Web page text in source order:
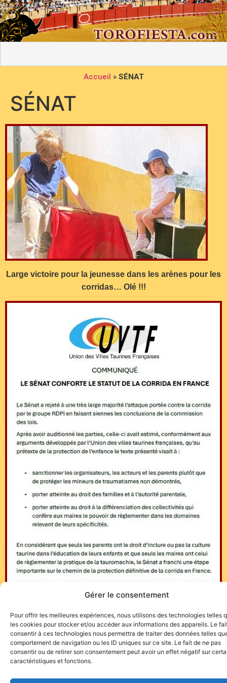
Gérer le consentement
Pour offrir les meilleures expériences, nous utilisons des technologies telles
les cookies pour stocker et/ou accéder aux informations des appareils. Le
consentir à ces technologies nous permettra de traiter des données telles
comportement de navigation ou les ID uniques sur ce site. Le fait de ne pas
consentir ou de retirer son consentement peut avoir un effet négatif sur
caractéristiques et fonctions.
Accueil » SÉNAT
SÉNAT
Large victoire pour la jeunesse dans les arènes pour les
corridas… Olé !!!